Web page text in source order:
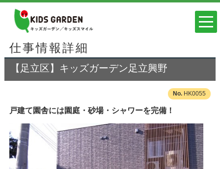
仕事情報詳細
【足立区】キッズガーデン足立興野
HK0055
戸建て園舎には園庭・砂場・シャワーを完備！